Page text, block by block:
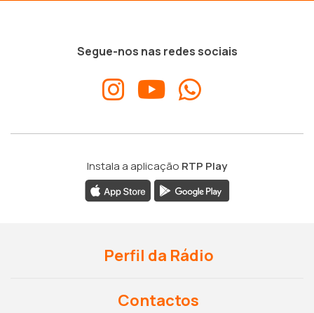
Segue-nos nas redes sociais
Instala a aplicação RTP Play
Perfil da Rádio
Contactos